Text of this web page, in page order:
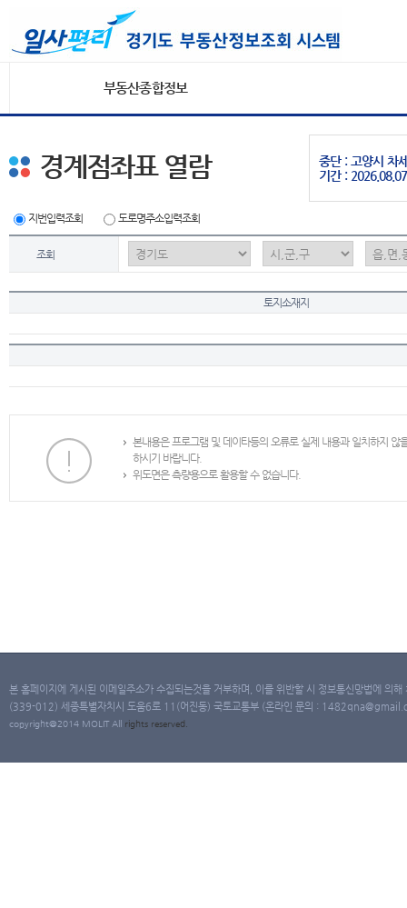
부동산종합정보
중단 : 고양시 차
기간 :
경계점좌표 열람
지번입력조회 도로명주소입력조회
조회
토지소재지
본내용은 프로그램 및 데이타등의 오류로 실제 내용과 일치하지
하시기 바랍니다.
위도면은 측량용으로 활용할 수 없습니다.
본 홈페이지에 게시된 이메일주소가 수집되는것을 거부하며, 이를 위반할 시 정보통신망법에 의
(339-012) 세종특별자치시 도움6로 11(어진동) 국토교통부 (온라인 문의 :
copyright@2014 MOLIT All rights reserved.